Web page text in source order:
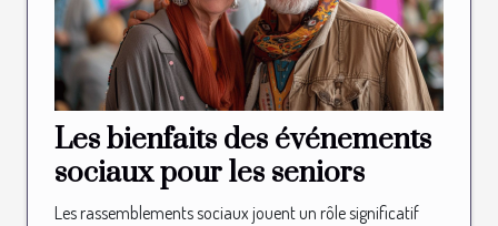
Les bienfaits des événements
sociaux pour les seniors
Les rassemblements sociaux jouent un rôle significatif